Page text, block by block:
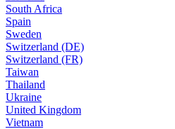
South Africa
Spain
Sweden
Switzerland (DE)
Switzerland (FR)
Taiwan
Thailand
Ukraine
United Kingdom
Vietnam